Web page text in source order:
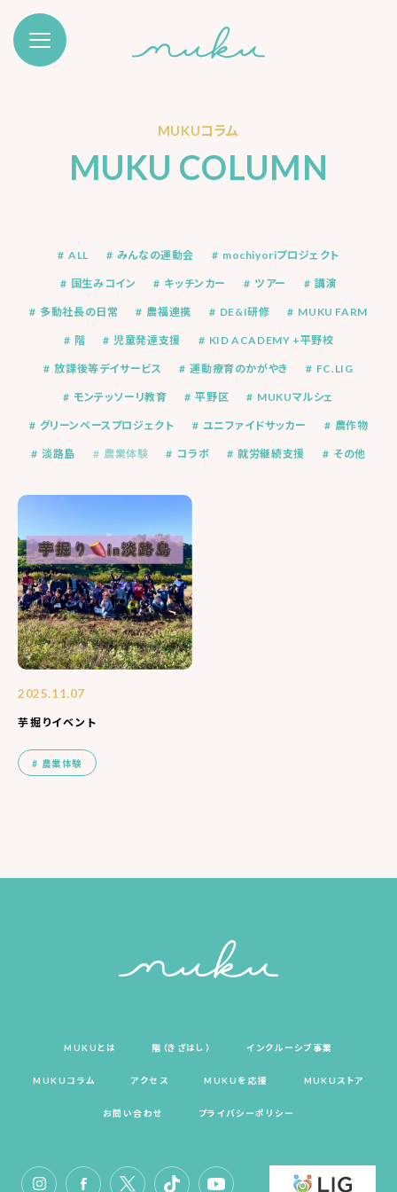
MUKUコラム
MUKU COLUMN
ALL みんなの運動会 mochiyoriプロジェクト
国生みコイン キッチンカー ツアー 講演
多動社長の日常 農福連携 DE&I研修 MUKU FARM
階 児童発達支援 KID ACADEMY +平野校
放課後等デイサービス 運動療育のかがやき FC.LIG
モンテッソーリ教育 平野区 MUKUマルシェ
グリーンベースプロジェクト ユニファイドサッカー 農作物
淡路島 農業体験 コラボ 就労継続支援 その他
2025.11.07
芋掘りイベント
農業体験
MUKUとは 階（きざはし） インクルーシブ事業
MUKUコラム アクセス MUKUを応援 MUKUストア
お問い合わせ プライバシーポリシー